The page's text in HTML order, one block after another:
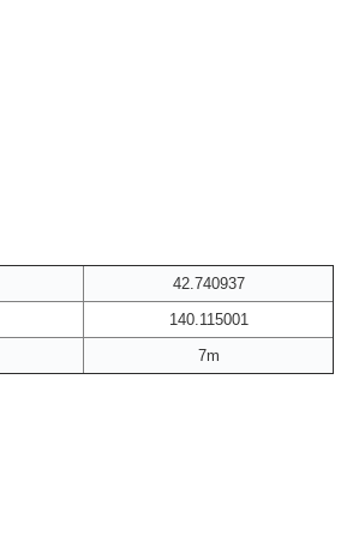
42.740937
140.115001
7m